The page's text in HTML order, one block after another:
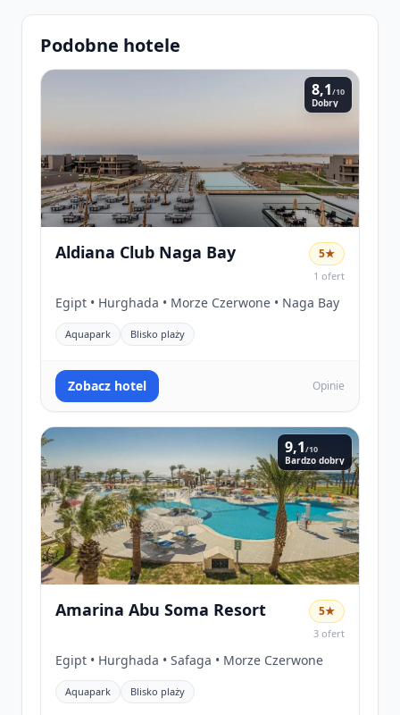
Podobne hotele
8,1/10
Dobry
Aldiana Club Naga Bay 5★
1 ofert
Egipt • Hurghada • Morze Czerwone • Naga Bay
Aquapark Blisko plaży
Zobacz hotel Opinie
9,1/10
Bardzo dobry
Amarina Abu Soma Resort 5★
3 ofert
Egipt • Hurghada • Safaga • Morze Czerwone
Aquapark Blisko plaży